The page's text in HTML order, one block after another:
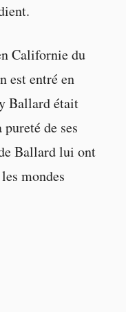
Californie du
est entré en
Ballard était
de ses
Ballard lui ont
mondes